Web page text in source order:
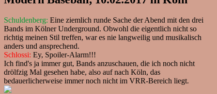
Schuldenberg: Eine ziemlich runde Sache der Abend mit den drei
Bands im Kölner Underground. Obwohl die eigentlich nicht so
richtig meinen Stil treffen, war es nie langweilig und musikalisch
anders und ansprechend.
Schlossi: Ey, Spoiler-Alarm!!!
Ich find's ja immer gut, Bands anzuschauen, die ich noch nicht
drölfzig Mal gesehen habe, also auf nach Köln, das
bedauerlicherweise immer noch nicht im VRR-Bereich liegt.